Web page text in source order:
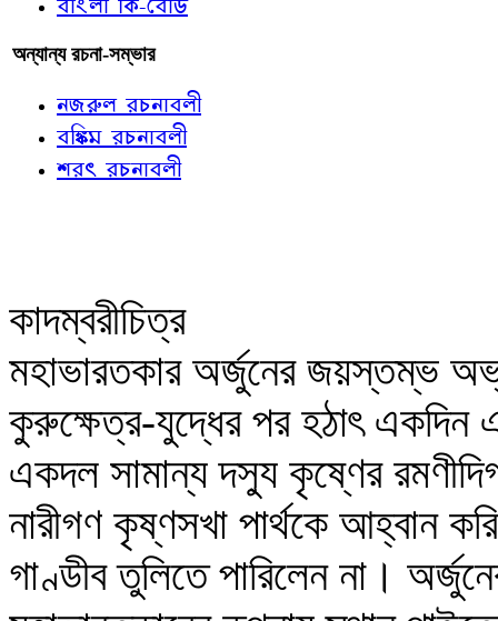
অন্যান্য রচনা-সম্ভার
নজরুল রচনাবলী
বঙ্কিম রচনাবলী
শরৎ রচনাবলী
কাদম্বরীচিত্র
মহাভারতকার অর্জুনের জয়স্তম্ভ
কুরুক্ষেত্র-যুদ্ধের পর হঠাৎ একদিন
একদল সামান্য দস্যু কৃষ্ণের
নারীগণ কৃষ্ণসখা পার্থকে আহ্বান
গাণ্ডীব তুলিতে পারিলেন না।